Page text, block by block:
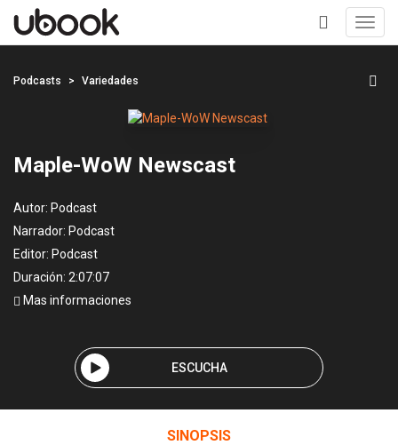
+
Podcasts Variedades
Maple-WoW Newscast
Autor: Podcast
Narrador: Podcast
Editor: Podcast
Duración: 2:07:07
Mas informaciones
ESCUCHA
SINOPSIS